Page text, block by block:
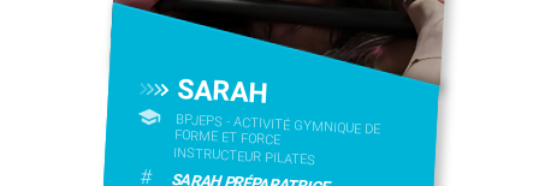
SARAH
BPJEPS - ACTIVITÉ GYMNIQUE DE
FORME ET FORCE
INSTRUCTEUR PILATES
#